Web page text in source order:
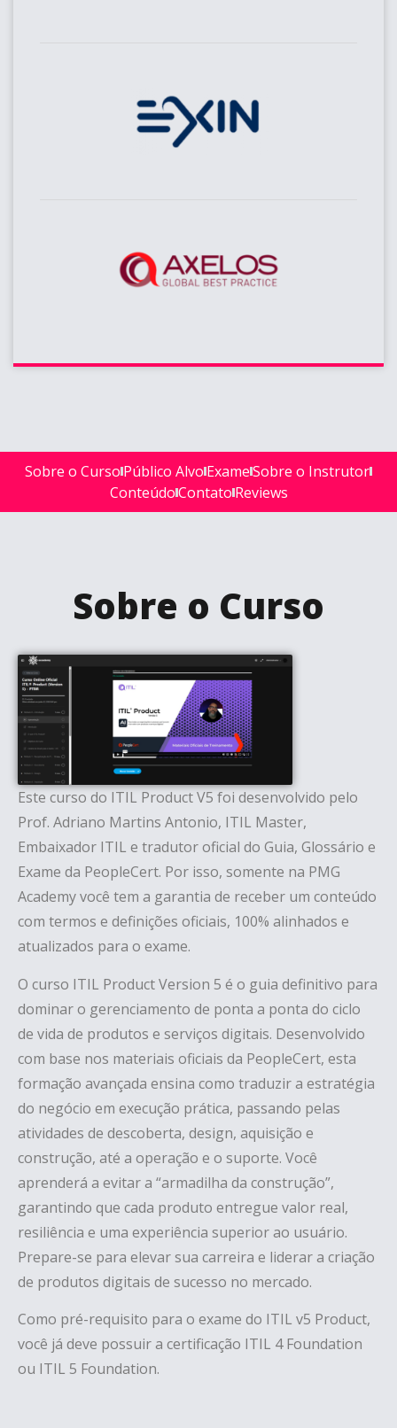
Sobre o Curso Público Alvo ExameSobre o Instrutor
ConteúdoContatoReviews
Sobre o Curso
Este curso do ITIL Product V5 foi desenvolvido pelo
Prof. Adriano Martins Antonio, ITIL Master,
Embaixador ITIL e tradutor oficial do Guia, Glossário e
Exame da PeopleCert. Por isso, somente na PMG
Academy você tem a garantia de receber um conteúdo
com termos e definições oficiais, 100% alinhados e
atualizados para o exame.
O curso ITIL Product Version 5 é o guia definitivo para
dominar o gerenciamento de ponta a ponta do ciclo
de vida de produtos e serviços digitais. Desenvolvido
com base nos materiais oficiais da PeopleCert, esta
formação avançada ensina como traduzir a estratégia
do negócio em execução prática, passando pelas
atividades de descoberta, design, aquisição e
construção, até a operação e o suporte. Você
aprenderá a evitar a “armadilha da construção”,
garantindo que cada produto entregue valor real,
resiliência e uma experiência superior ao usuário.
Prepare-se para elevar sua carreira e liderar a criação
de produtos digitais de sucesso no mercado.
Como pré-requisito para o exame do ITIL v5 Product,
você já deve possuir a certificação ITIL 4 Foundation
ou ITIL 5 Foundation.